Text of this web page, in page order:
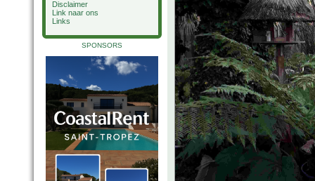
Disclaimer
Link naar ons
Links
SPONSORS